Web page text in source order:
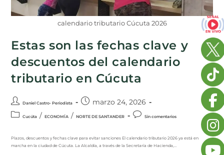
calendario tributario Cúcuta 2026
Estas son las fechas clave y
descuentos del calendario
tributario en Cúcuta
Daniel Castro- Periodista marzo 24, 2026
Cucúta / ECONOMÍA / NORTE DE SANTANDER Sin comentarios
Plazos, descuentos y fechas clave para evitar sanciones El calendario tributario 2026 ya está en
marcha en la ciudad de Cúcuta. La Alcaldía, a través de la Secretaría de Hacienda,…